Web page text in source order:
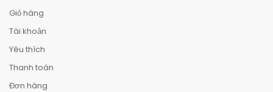
Giỏ hàng
Tài khoản
Yêu thích
Thanh toán
Đơn hàng